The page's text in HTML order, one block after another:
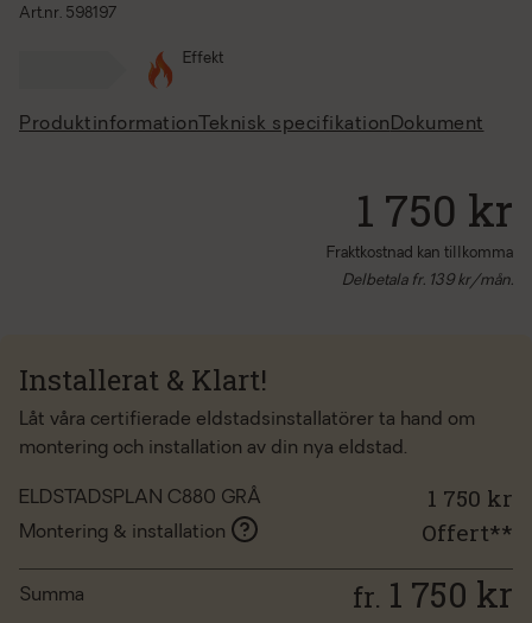
Art.nr. 598197
Effekt
Produktinformation Teknisk specifikation Dokument
1 750 kr
Fraktkostnad kan tillkomma
Delbetala fr. 139kr/mån.
Installerat & Klart!
Låt våra certifierade eldstadsinstallatörer ta hand om
montering och installation av din nya eldstad.
ELDSTADSPLAN C880 GRÅ 1 750 kr
Montering & installation Offert**
Summa fr. 1 750 kr